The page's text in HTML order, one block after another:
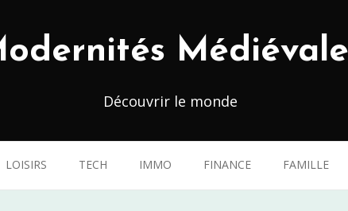
Découvrir le monde
LOISIRS TECH IMMO FINANCE FAMILLE